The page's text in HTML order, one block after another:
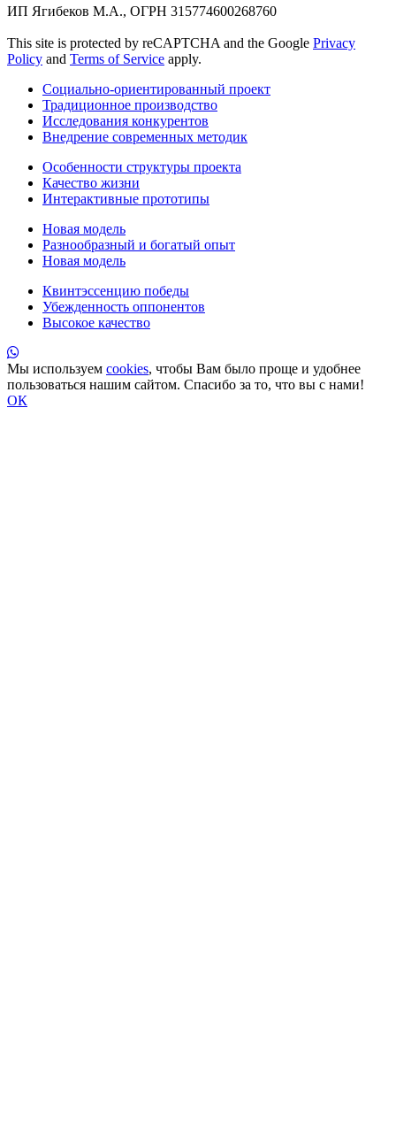
ИП Ягибеков М.А., ОГРН 315774600268760
This site is protected by reCAPTCHA and the Google Privacy
Policy and Terms of Service apply.
Социально-ориентированный проект
Традиционное производство
Исследования конкурентов
Внедрение современных методик
Особенности структуры проекта
Качество жизни
Интерактивные прототипы
Новая модель
Разнообразный и богатый опыт
Новая модель
Квинтэссенцию победы
Убежденность оппонентов
Высокое качество
Мы используем cookies, чтобы Вам было проще и удобнее
пользоваться нашим сайтом. Спасибо за то, что вы с нами!
ОК